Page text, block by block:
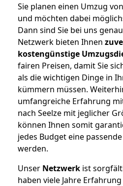
Sie planen einen Umzug
und möchten dabei
Dann sind Sie bei uns
Netzwerk bieten Ihnen
kostengünstige
fairen Preisen, damit Sie
als die wichtigen Dinge in
kümmern müssen.
umfangreiche Erfahrung
nach Seelze mit jeglicher
können Ihnen somit
jedes Budget eine
werden.
Unser Netzwerk ist
haben viele Jahre